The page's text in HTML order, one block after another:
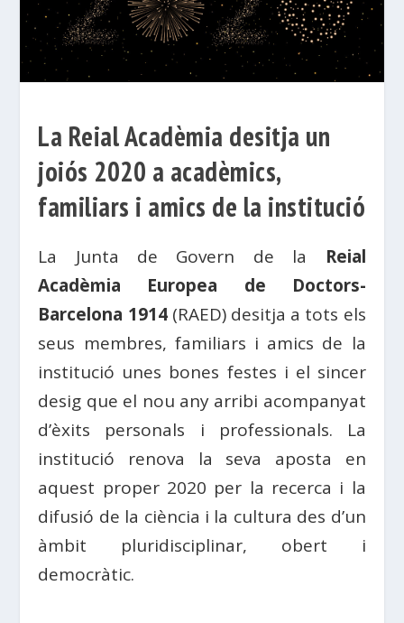
La Reial Acadèmia desitja un
joiós 2020 a acadèmics,
familiars i amics de la institució
La Junta de Govern de la Reial
Acadèmia Europea de Doctors-
Barcelona 1914(RAED) desitja a tots els
seus membres, familiars i amics de la
institució unes bones festes i el sincer
desig que el nou any arribi acompanyat
d’èxits personals i professionals. La
institució renova la seva aposta en
aquest proper 2020 per la recerca i la
difusió de la ciència i la cultura des d’un
àmbit pluridisciplinar, obert i
democràtic.